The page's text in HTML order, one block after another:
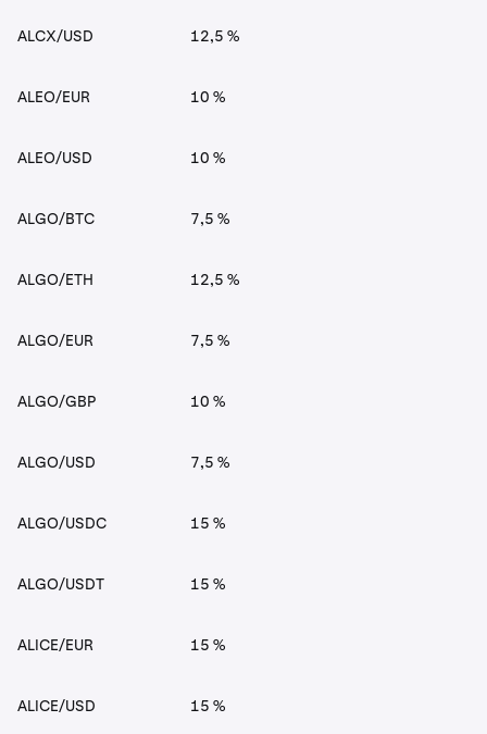
ALCX/USD 12,5 %
ALEO/EUR 10 %
ALEO/USD 10 %
ALGO/BTC 7,5 %
ALGO/ETH 12,5 %
ALGO/EUR 7,5 %
ALGO/GBP 10 %
ALGO/USD 7,5 %
ALGO/USDC 15 %
ALGO/USDT 15 %
ALICE/EUR 15 %
ALICE/USD 15 %